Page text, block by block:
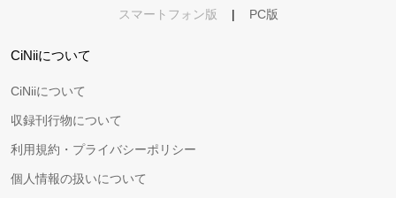
スマートフォン版 | PC版
CiNiiについて
CiNiiについて
収録刊行物について
利用規約・プライバシーポリシー
個人情報の扱いについて